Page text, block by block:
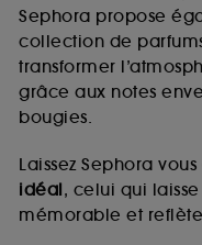
Sephora propose
collection de
transformer
grâce aux notes
bougies.
Laissez Sephora
idéal, celui qui
mémorable et
de vous plaire
sites tiers et sur
des pages que
navigation, et de
d’en améliorer
Cookies de